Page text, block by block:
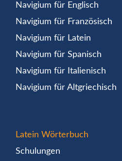
Navigium für Englisch
Navigium für Französisch
Navigium für Latein
Navigium für Spanisch
Navigium für Italienisch
Navigium für Altgriechisch
Latein Wörterbuch
Schulungen